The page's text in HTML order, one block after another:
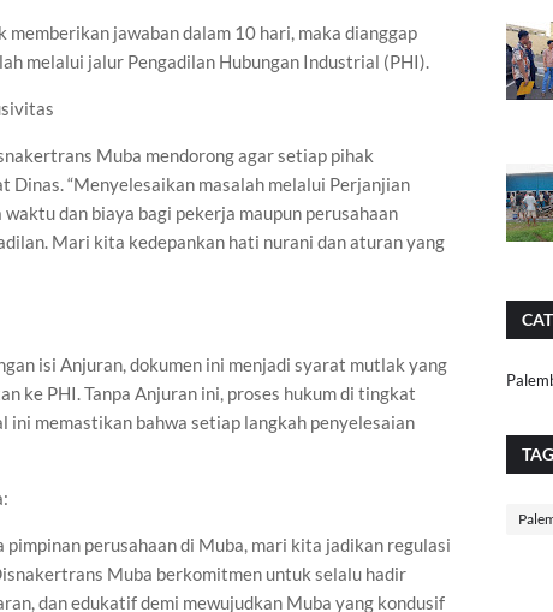
jawaban dalam 10 hari, maka dianggap
melalui jalur Pengadilan Hubungan Industrial (PHI).
Muba mendorong agar setiap pihak
Dinas. “Menyelesaikan masalah melalui Perjanjian
dan biaya bagi pekerja maupun perusahaan
Mari kita kedepankan hati nurani dan aturan yang
isi Anjuran, dokumen ini menjadi syarat mutlak yang
ke PHI. Tanpa Anjuran ini, proses hukum di tingkat
ini memastikan bahwa setiap langkah penyelesaian
perusahaan di Muba, mari kita jadikan regulasi
Muba berkomitmen untuk selalu hadir
dan edukatif demi mewujudkan Muba yang kondusif